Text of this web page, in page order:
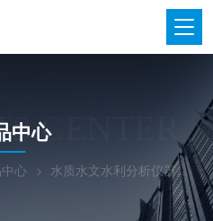
CENTER
中心
心 水质水文水利分析仪器